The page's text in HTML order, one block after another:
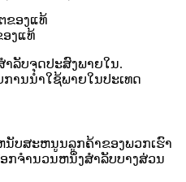
ອງແທ້
ການນໍາໃຊ້ພາຍໃນປະເທດ
ບສະຫນູນລູກຄ້າຂອງພວກເຮົາ
ກຈໍານວນຫນຶ່ງສໍາລັບບາງສ່ວນ